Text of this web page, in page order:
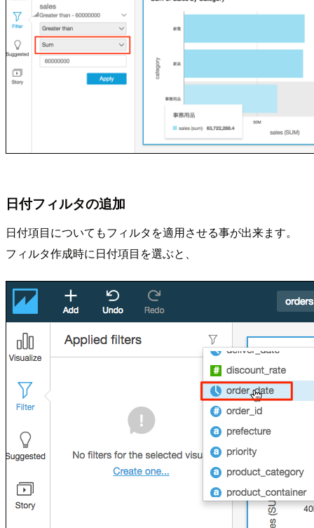
日付フィルタの追加
日付項目についてもフィルタを適用させる事が出来ます。
フィルタ作成時に日付項目を選ぶと、